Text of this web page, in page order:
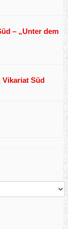
– „Unter dem
Süd